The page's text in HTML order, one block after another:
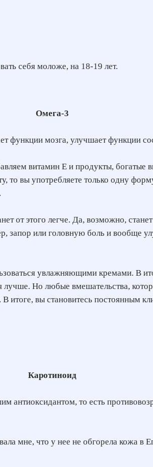
себя моложе, на 18-19 лет.
Омега-3
функции мозга, улучшает функции
витамин Е и продукты,
то вы употребляете только одну
от этого легче. Да, возможно,
запор или головную боль и вообще
увлажняющими кремами. В
лучше. Но любые вмешательства,
итоге, вы становитесь постоянным
Каротиноид
антиоксидантом, то есть
мне, что у нее не обгорела кожа в